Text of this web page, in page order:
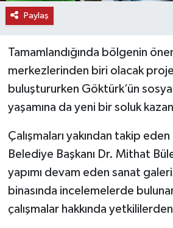
Paylaş
Tamamlandığında bölgenin
merkezlerinden biri olacak
buluştururken Göktürk’ün
yaşamına da yeni bir soluk
Çalışmaları yakından takip
Belediye Başkanı Dr. Mithat
yapımı devam eden sanat
binasında incelemelerde
çalışmalar hakkında
TİCARET
YAŞAM